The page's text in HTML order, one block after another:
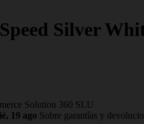
Silver
Solution 360 SLU
19 ago Sobre garantías y